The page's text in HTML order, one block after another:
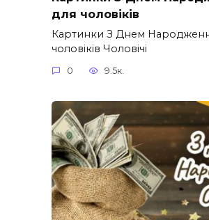
для чоловіків​
Картинки З Днем
чоловіків​ Чоловічі
0 9.5к.